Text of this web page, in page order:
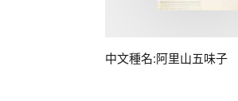
中文種名:阿里山五味子